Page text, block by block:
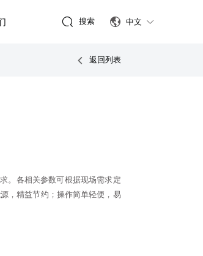
 搜索  中文 
 返回列表
。各相关参数可根据现场需求定
，精益节约；操作简单轻便，易